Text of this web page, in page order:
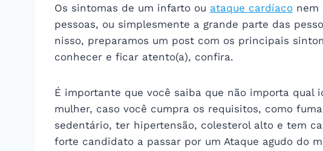
Os sintomas de um infarto ou ataque cardíaconem
pessoas, ou simplesmente a grande parte das
nisso, preparamos um post com os principais
conhecer e ficar atento(a), confira.
É importante que você saiba que não importa qual
mulher, caso você cumpra os requisitos, como
sedentário, ter hipertensão, colesterol alto e tem
forte candidato a passar por um Ataque agudo do